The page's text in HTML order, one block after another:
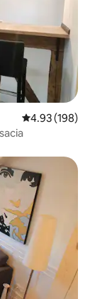
Calificación
4.93 (198)